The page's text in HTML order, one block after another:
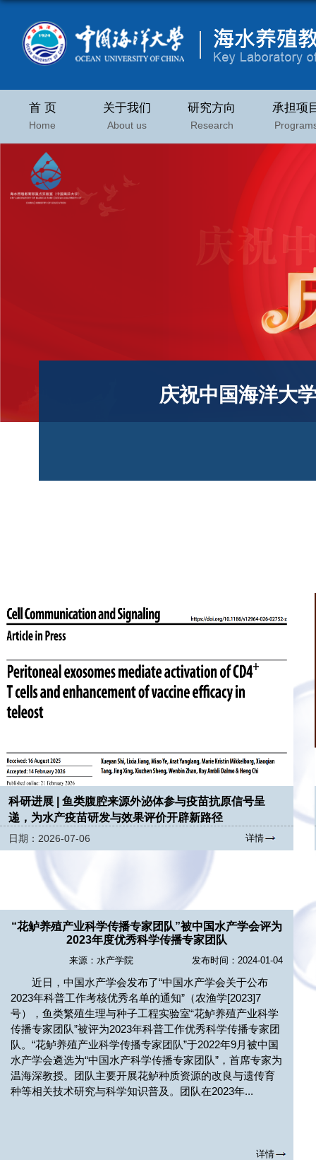
首 页
Home
关于我们
About us
研究方向
Research
承担项
庆祝中国海洋大
科研进展 | 鱼类腹腔来源外泌体参与疫苗抗原信号呈
递，为水产疫苗研发与效果评价开辟新路径
日期：2026-07-06 详情
“花鲈养殖产业科学传播专家团队”被中国水产学会评为
2023年度优秀科学传播专家团队
来源：水产学院 发布时间：2024-01-04
近日，中国水产学会发布了“中国水产学会关于公布
2023年科普工作考核优秀名单的通知”（农渔学[2023]7
号），鱼类繁殖生理与种子工程实验室“花鲈养殖产业科学
传播专家团队”被评为2023年科普工作优秀科学传播专家团
队。“花鲈养殖产业科学传播专家团队”于2022年9月被中国
水产学会遴选为“中国水产科学传播专家团队”，首席专家为
温海深教授。团队主要开展花鲈种质资源的改良与遗传育
种等相关技术研究与科学知识普及。团队在2023年...
详情
成功举办《渔用微生物开发应
用与...
实验室艾庆辉教授应邀参
“The...